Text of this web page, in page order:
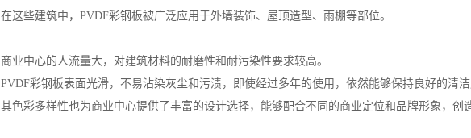
在这些建筑中，PVDF彩钢板被广泛应用于外墙装饰、屋顶造型、雨棚等部位。
商业中心的人流量大，对建筑材料的耐磨性和耐污染性要求较高。
PVDF彩钢板表面光滑，不易沾染灰尘和污渍，即使经过多年的使用，依然能够保持良好的清洁
其色彩多样性也为商业中心提供了丰富的设计选择，能够配合不同的商业定位和品牌形象，创